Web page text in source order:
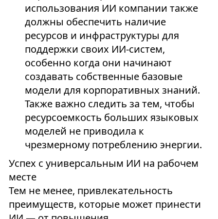
использования ИИ компании также
должны обеспечить наличие
ресурсов и инфраструктуры для
поддержки своих ИИ-систем,
особенно когда они начинают
создавать собственные базовые
модели для корпоративных знаний.
Также важно следить за тем, чтобы
ресурсоемкость больших языковых
моделей не приводила к
чрезмерному потреблению энергии.
Успех с универсальным ИИ на рабочем
месте
Тем не менее, привлекательность
преимуществ, которые может принести